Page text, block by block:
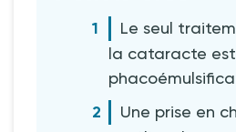
Le seul
la cataracte
Une prise en